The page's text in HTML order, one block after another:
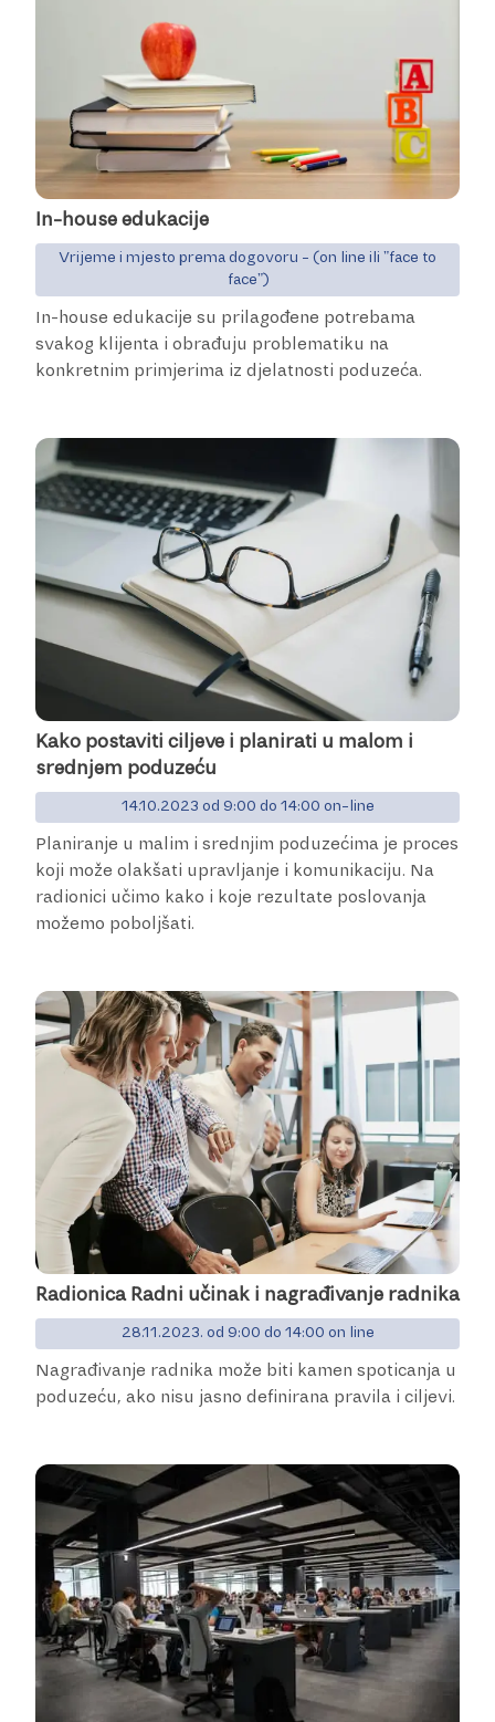
In-house edukacije
Vrijeme i mjesto prema dogovoru - (on line ili "face to
face")
In-house edukacije su prilagođene potrebama
svakog klijenta i obrađuju problematiku na
konkretnim primjerima iz djelatnosti poduzeća.
Kako postaviti ciljeve i planirati u malom i
srednjem poduzeću
14.10.2023 od 9:00 do 14:00 on-line
Planiranje u malim i srednjim poduzećima je proces
koji može olakšati upravljanje i komunikaciju. Na
radionici učimo kako i koje rezultate poslovanja
možemo poboljšati.
Radionica Radni učinak i nagrađivanje radnika
28.11.2023. od 9:00 do 14:00 on line
Nagrađivanje radnika može biti kamen spoticanja u
poduzeću, ako nisu jasno definirana pravila i ciljevi.